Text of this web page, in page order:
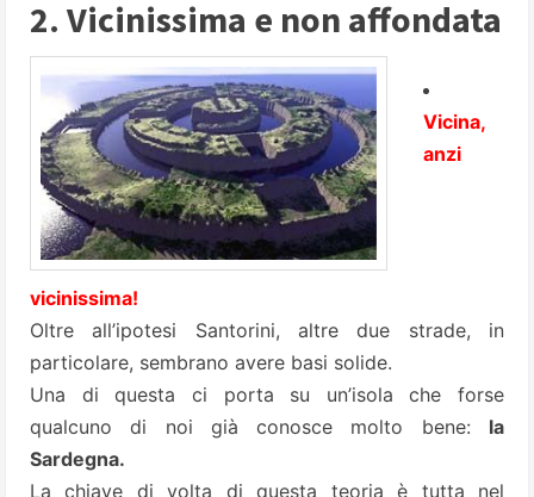
2. Vicinissima e non affondata
Vicina,
anzi
vicinissima!
Oltre all’ipotesi Santorini, altre due strade, in
particolare, sembrano avere basi solide.
Una di questa ci porta su un’isola che forse
qualcuno di noi già conosce molto bene: la
Sardegna.
La chiave di volta di questa teoria è tutta nel